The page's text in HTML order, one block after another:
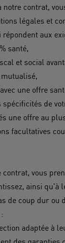
notre contrat,
légales et
répondent aux
santé,
et social
avec une offre
de
une offre au
facultatives
vous
ainsi qu'à
de coup dur ou
adaptée à